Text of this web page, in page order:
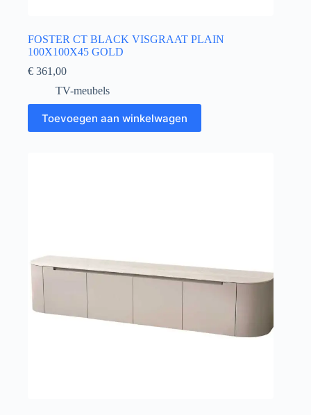
FOSTER CT BLACK VISGRAAT PLAIN
100X100X45 GOLD
€ 361,00
TV-meubels
Toevoegen aan winkelwagen